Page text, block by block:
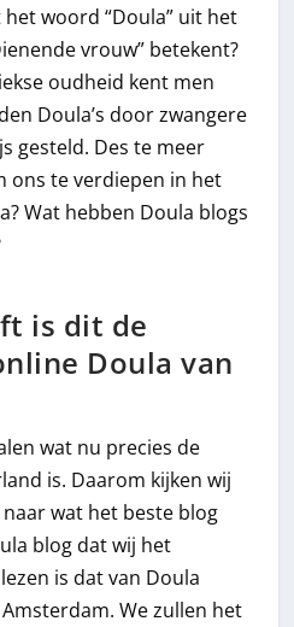
woord “Doula” uit het
vrouw” betekent?
oudheid kent men
Doula’s door zwangere
gesteld. Des te meer
ons te verdiepen in het
Wat hebben Doula blogs
is dit de
Doula van
wat nu precies de
is. Daarom kijken wij
wat het beste blog
blog dat wij het
is dat van Doula
We zullen het